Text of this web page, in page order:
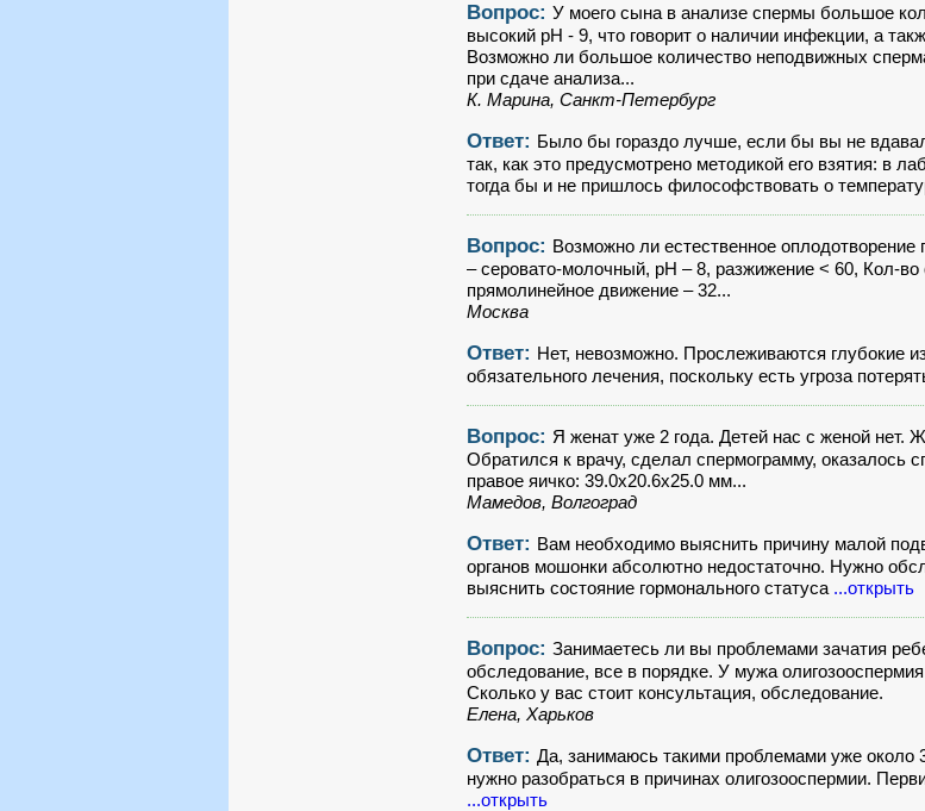
Вопрос: У моего сына в анализе спермы большое
высокий pH - 9, что говорит о наличии инфекции, а
Возможно ли большое количество неподвижных
при сдаче анализа...
К. Марина, Санкт-Петербург
Ответ: Было бы гораздо лучше, если бы вы не
так, как это предусмотрено методикой его взятия: в
тогда бы и не пришлось философствовать о
Вопрос: Возможно ли естественное
– серовато-молочный, pH – 8, разжижение < 60, Кол-
прямолинейное движение – 32...
Москва
Ответ: Нет, невозможно. Прослеживаются глубокие
обязательного лечения, поскольку есть угроза
Вопрос: Я женат уже 2 года. Детей нас с женой нет.
Обратился к врачу, сделал спермограмму,
правое яичко: 39.0х20.6х25.0 мм...
Мамедов, Волгоград
Ответ: Вам необходимо выяснить причину малой
органов мошонки абсолютно недостаточно. Нужно
выяснить состояние гормонального статуса ...открыть
Вопрос: Занимаетесь ли вы проблемами зачатия
обследование, все в порядке. У мужа
Сколько у вас стоит консультация, обследование.
Елена, Харьков
Ответ: Да, занимаюсь такими проблемами уже около
нужно разобраться в причинах олигозооспермии.
...открыть